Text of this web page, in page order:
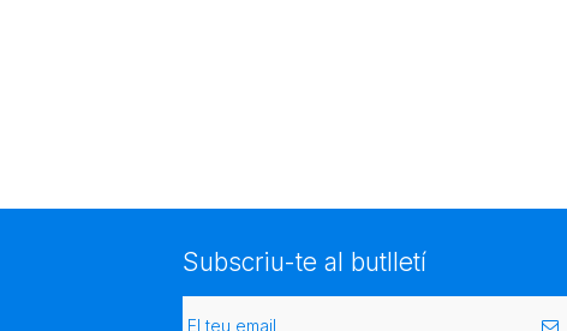
Subscriu-te al butlletí